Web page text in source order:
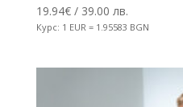
19.94€/ 39.00 лв.
Курс: 1 EUR = 1.95583 BGN